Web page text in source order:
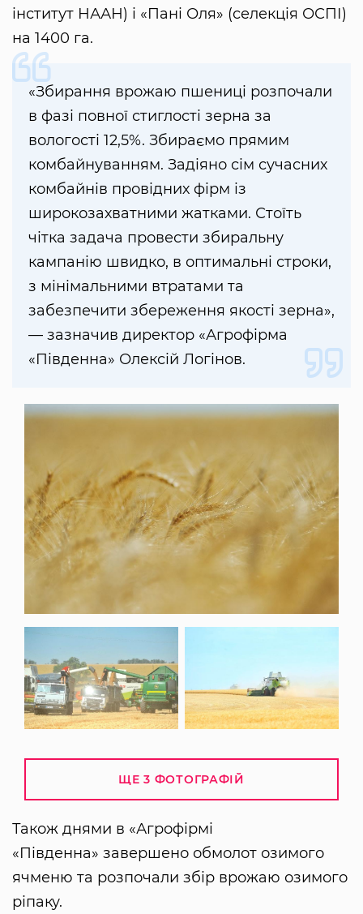
інститут НААН) і «Пані Оля» (селекція ОСПІ)
на 1400 га.
«Збирання врожаю пшениці розпочали
в фазі повної стиглості зерна за
вологості 12,5%. Збираємо прямим
комбайнуванням. Задіяно сім сучасних
комбайнів провідних фірм із
широкозахватними жатками. Стоїть
чітка задача провести збиральну
кампанію швидко, в оптимальні строки,
з мінімальними втратами та
забезпечити збереження якості зерна»,
— зазначив директор «Агрофірма
«Південна» Олексій Логінов.
ЩЕ 3 ФОТОГРАФІЙ
Також днями в «Агрофірмі
«Південна» завершено обмолот озимого
ячменю та розпочали збір врожаю озимого
ріпаку.